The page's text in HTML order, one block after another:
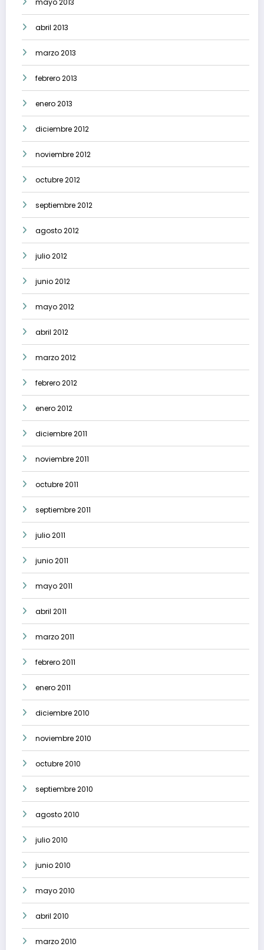
abril 2013
marzo 2013
febrero 2013
enero 2013
diciembre 2012
noviembre 2012
octubre 2012
septiembre 2012
agosto 2012
julio 2012
junio 2012
mayo 2012
abril 2012
marzo 2012
febrero 2012
enero 2012
diciembre 2011
noviembre 2011
octubre 2011
septiembre 2011
julio 2011
junio 2011
mayo 2011
abril 2011
marzo 2011
febrero 2011
enero 2011
diciembre 2010
noviembre 2010
octubre 2010
septiembre 2010
agosto 2010
julio 2010
junio 2010
mayo 2010
abril 2010
marzo 2010